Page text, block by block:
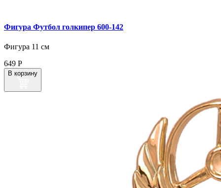
Фигура Футбол голкипер 600‑142
Фигура 11 см
649 Р
В корзину